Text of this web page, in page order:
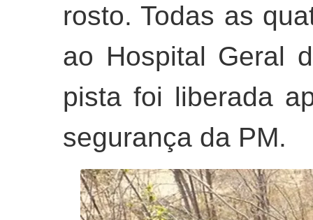
rosto. Todas as
ao Hospital Geral
pista foi liberada
segurança da PM.